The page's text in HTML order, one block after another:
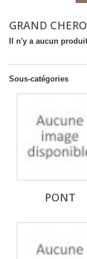
GRAND
Il n'y a aucun
Sous-catégories
PONT